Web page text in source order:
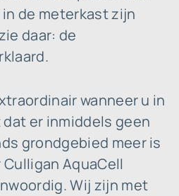
de meterkast zijn
daar: de
wanneer u in
er inmiddels geen
grondgebied meer is
AquaCell
Wij zijn met